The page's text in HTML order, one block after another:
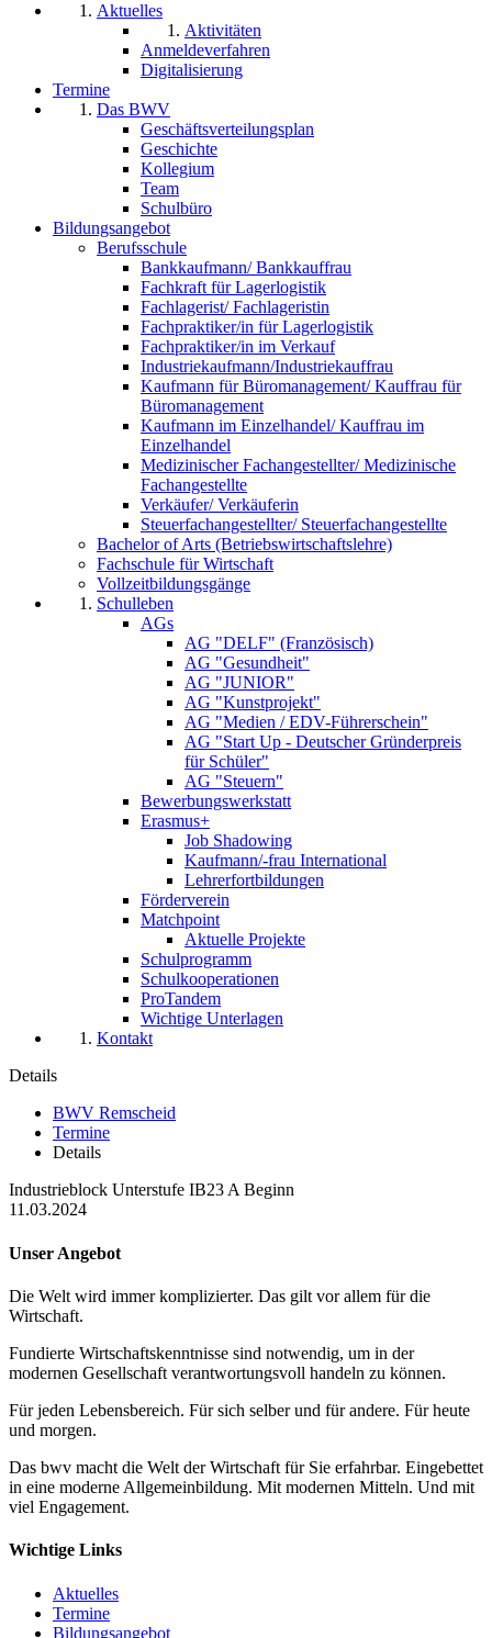
Aktuelles
Aktivitäten
Anmeldeverfahren
Digitalisierung
Termine
Das BWV
Geschäftsverteilungsplan
Geschichte
Kollegium
Team
Schulbüro
Bildungsangebot
Berufsschule
Bankkaufmann/ Bankkauffrau
Fachkraft für Lagerlogistik
Fachlagerist/ Fachlageristin
Fachpraktiker/in für Lagerlogistik
Fachpraktiker/in im Verkauf
Industriekaufmann/Industriekauffrau
Kaufmann für Büromanagement/ Kauffrau für
Büromanagement
Kaufmann im Einzelhandel/ Kauffrau im
Einzelhandel
Medizinischer Fachangestellter/ Medizinische
Fachangestellte
Verkäufer/ Verkäuferin
Steuerfachangestellter/ Steuerfachangestellte
Bachelor of Arts (Betriebswirtschaftslehre)
Fachschule für Wirtschaft
Vollzeitbildungsgänge
Schulleben
AGs
AG "DELF" (Französisch)
AG "Gesundheit"
AG "JUNIOR"
AG "Kunstprojekt"
AG "Medien / EDV-Führerschein"
AG "Start Up - Deutscher Gründerpreis
für Schüler"
AG "Steuern"
Bewerbungswerkstatt
Erasmus+
Job Shadowing
Kaufmann/-frau International
Lehrerfortbildungen
Förderverein
Matchpoint
Aktuelle Projekte
Schulprogramm
Schulkooperationen
ProTandem
Wichtige Unterlagen
Kontakt
Details
BWV Remscheid
Termine
Details
Industrieblock Unterstufe IB23 A Beginn
11.03.2024
Unser Angebot
Die Welt wird immer komplizierter. Das gilt vor allem für die
Wirtschaft.
Fundierte Wirtschaftskenntnisse sind notwendig, um in der
modernen Gesellschaft verantwortungsvoll handeln zu können.
Für jeden Lebensbereich. Für sich selber und für andere. Für heute
und morgen.
Das bwv macht die Welt der Wirtschaft für Sie erfahrbar. Eingebettet
in eine moderne Allgemeinbildung. Mit modernen Mitteln. Und mit
viel Engagement.
Wichtige Links
Aktuelles
Termine
Bildungsangebot